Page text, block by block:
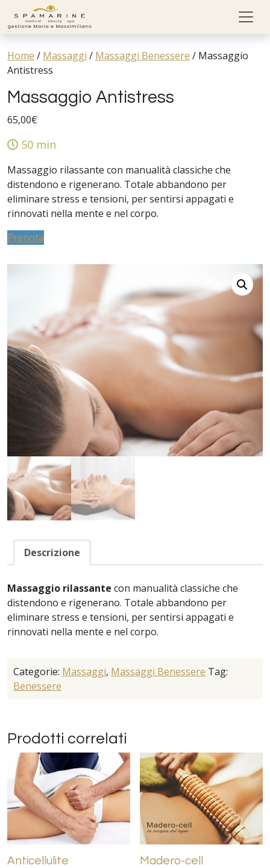
Skip to content
Home / Massaggi / Massaggi Benessere / Massaggio
Antistress
Massaggio Antistress
65,00€
50 min
Massaggio rilassante con manualità classiche che
distendono e rigenerano. Totale abbandono per
eliminare stress e tensioni, per sentirsi appagati e
rinnovati nella mente e nel corpo.
Prenota
Descrizione
Massaggio rilassante con manualità classiche che
distendono e rigenerano. Totale abbandono per
eliminare stress e tensioni, per sentirsi appagati e
rinnovati nella mente e nel corpo.
Categorie: Massaggi, Massaggi Benessere Tag:
Benessere
Prodotti correlati
Anticellulite
Madero-cell